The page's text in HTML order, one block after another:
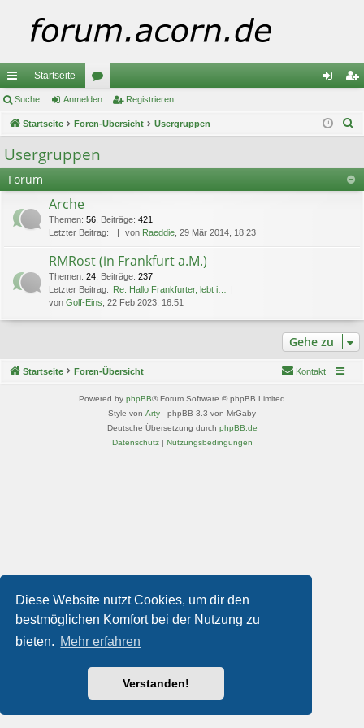
Diese Website nutzt Cookies, um dir den
bestmöglichen Komfort bei der Nutzung zu
bieten. Mehr erfahren
Verstanden!
ch
ne
llz
ug
Startseite
or
en m ist
re
Suche Anmelden Registrieren
Startseite Foren-Übersicht Usergruppen
e
Usergruppen
Forum
Arche
Themen: 56 Beiträge: 421
Letzter Beitrag:
von Raeddie , 29 Mär 2014, 18:23
RMRost (in Frankfurt a.M.)
Themen: 24 Beiträge: 237
Letzter Beitrag: Re: Hallo Frankfurter, lebt i…
von Golf-Eins , 22 Feb 2023, 16:51
Gehe zu
Startseite Foren-Übersicht Kontakt
Powered by phpBB® Forum Software © phpBB Limited
Style von Arty - phpBB 3.3 von MrGaby
Deutsche Übersetzung durch phpBB.de
Datenschutz| Nutzungsbedingungen